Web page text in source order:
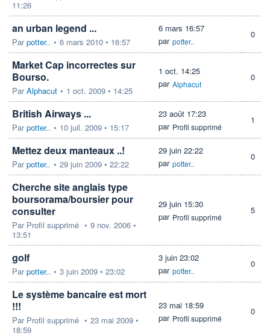
11:26
an urban legend ...
Parpotter.. • 6 mars 2010 • 16:57
6 mars 16:57
par potter..
0
Market Cap incorrectes sur
Bourso.
ParAlphacut • 1 oct. 2009 • 14:25
1 oct. 14:25
par Alphacut
0
British Airways ...
Parpotter.. • 10 juil. 2009 • 15:17
23 août 17:23
par Profil supprimé
1
Mettez deux manteaux ..!
Parpotter.. • 29 juin 2009 • 22:22
29 juin 22:22
par potter..
0
Cherche site anglais type
boursorama/boursier pour
consulter
Par Profil supprimé • 9 nov. 2006 •
13:51
29 juin 15:30
par Profil supprimé
5
golf
Parpotter.. • 3 juin 2009 • 23:02
3 juin 23:02
par potter..
0
Le système bancaire est mort
!!!
Par Profil supprimé • 23 mai 2009 •
18:59
23 mai 18:59
par Profil supprimé
0